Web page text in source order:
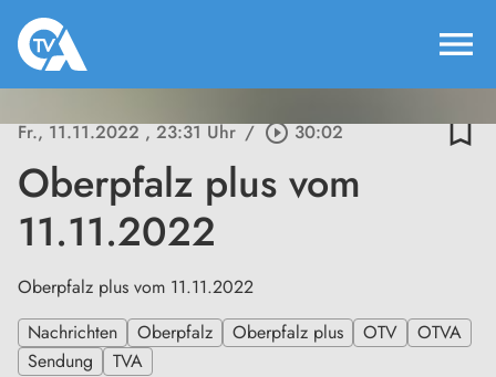
menu
Fr., 11.11.2022, 23:31 Uhr / play_circle_outline30:02 bookmark_border
Oberpfalz plus vom
11.11.2022
Oberpfalz plus vom 11.11.2022
Nachrichten
Oberpfalz Oberpfalz plus OTV
OTVA
Sendung
TVA